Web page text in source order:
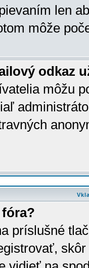
len
môže
odkaz
môžu
príslušné